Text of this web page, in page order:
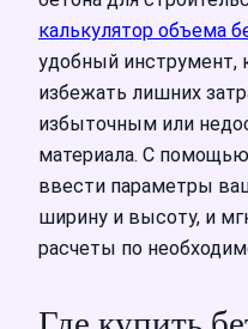
калькулятор объема
удобный инструмент,
избежать лишних
избыточным или
материала. С
ввести параметры
ширину и высоту, и
расчеты по